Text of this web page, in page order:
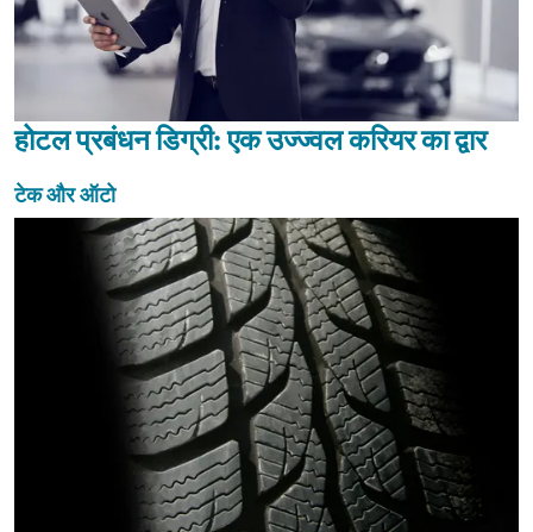
होटल प्रबंधन डिग्री: एक उज्ज्वल करियर का द्वार
टेक और ऑटो